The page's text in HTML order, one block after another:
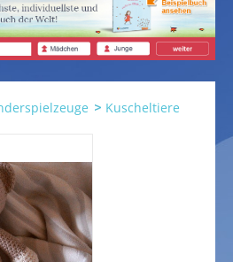
Kuscheltiere